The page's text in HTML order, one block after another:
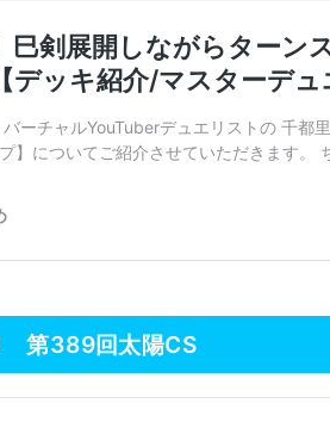
第389回太陽CS